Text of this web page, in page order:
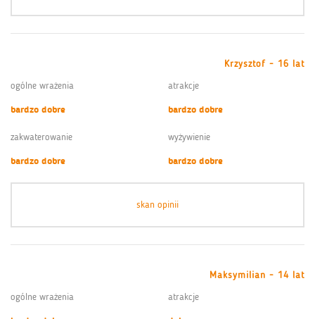
Krzysztof - 16 lat
ogólne wrażenia
bardzo dobre
atrakcje
bardzo dobre
zakwaterowanie
bardzo dobre
wyżywienie
bardzo dobre
skan opinii
Maksymilian - 14 lat
ogólne wrażenia
atrakcje